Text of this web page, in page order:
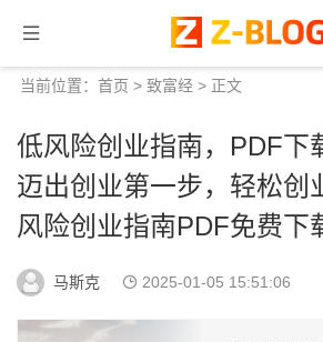
当前位置： 首页 > 致富经 > 正文
低风险创业指南，PDF下
迈出创业第一步，轻松创
风险创业指南PDF免费下
马斯克 2025-01-05 15:51:06